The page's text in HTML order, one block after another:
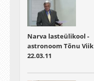
Narva lasteülikool -
astronoom Tõnu Viik
22.03.11